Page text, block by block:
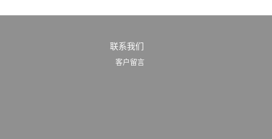
联系我们
客户留言